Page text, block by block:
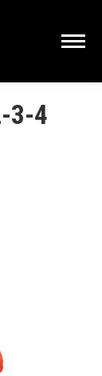
3-4